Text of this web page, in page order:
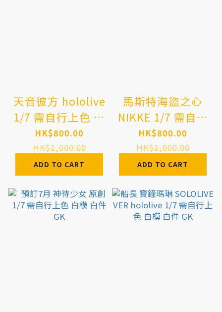
天音彼方 hololive
1/7 需自行上色 白
模 白件 GK
HK$800.00
HK$1,000.00
ADD TO CART
馬斯特海盜之心
NIKKE 1/7 需自行
上色 白模 白件 GK
HK$800.00
HK$1,000.00
ADD TO CART